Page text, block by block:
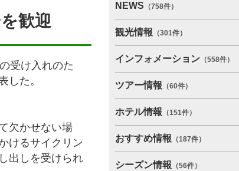
歓迎
受け入れのた
した。
欠かせない場
けるサイクリン
出しを受けられ
NEWS （758件）
観光情報 （301件）
インフォメーション （558件）
ツアー情報 （60件）
ホテル情報 （151件）
おすすめ情報 （187件）
シーズン情報 （56件）